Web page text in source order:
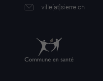
ville[at]sierre.ch